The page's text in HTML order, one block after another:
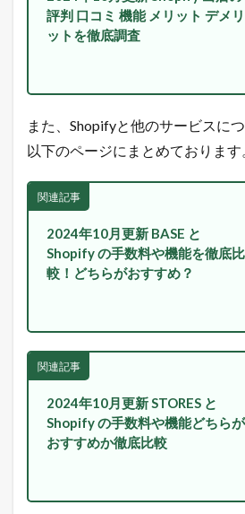
中
！
売
ト
毎
く
新
C
場
動
を
L
I
配
評判 口コミ 機能 メリット デメリ
ットを徹底調査
また、Shopifyと他のサービスに
以下のページにまとめております
関連記事
2024年10月更新 BASE と
Shopify の手数料や機能を徹底比
較！どちらがおすすめ？
関連記事
2024年10月更新 STORES と
Shopify の手数料や機能どちらが
おすすめか徹底比較